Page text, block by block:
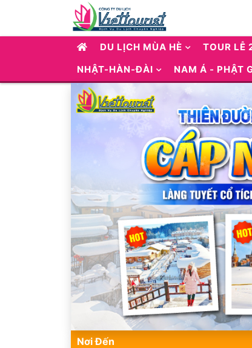
DU LỊCH MÙA HÈ TOUR LỄ
NHẬT-HÀN-ĐÀI
NAM Á - PHẬT
Nơi Đến